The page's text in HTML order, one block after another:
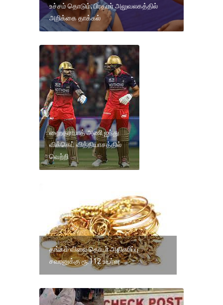
உச்சம் தொடும்; பிரதமர் அலுவலகத்தில்
அறிக்கை தாக்கல்
ஹைதராபாத் அணி ஐந்து
விக்கெட் வித்தியாசத்தில்
வெற்றி
தங்கம் விலை தொடர் அதிகரிப்பு
சவரனுக்கு ரூ.112 உயர்வு